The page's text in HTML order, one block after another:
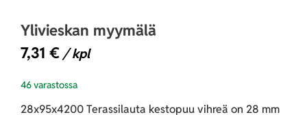
Ylivieskan myymälä
7,31 € / kpl
46 varastossa
28x95x4200 Terassilauta kestopuu vihreä on 28 mm